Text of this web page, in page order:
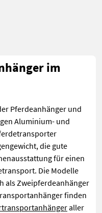
im
Pferdeanhänger und
Aluminium- und
die gute
für einen
Die Modelle
als Zweipferdeanhänger
finden
aller